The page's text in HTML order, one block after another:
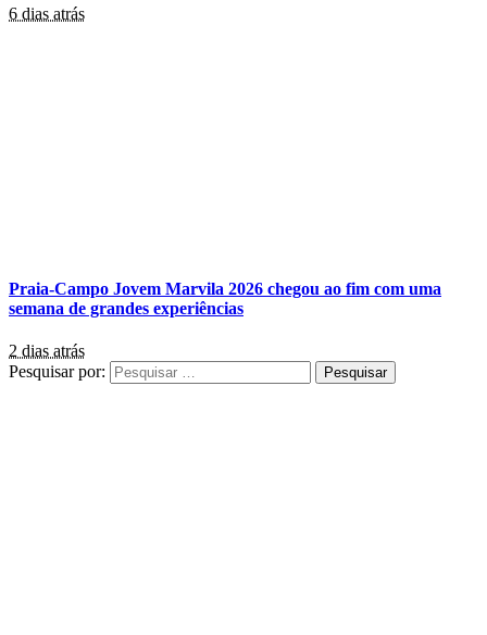
6 dias atrás
Praia-Campo Jovem Marvila 2026 chegou ao fim com uma
semana de grandes experiências
2 dias atrás
Pesquisar por: